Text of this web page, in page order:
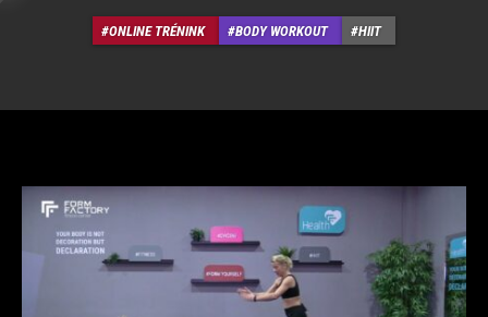
ONLINE TRÉNINK BODY WORKOUT HIIT